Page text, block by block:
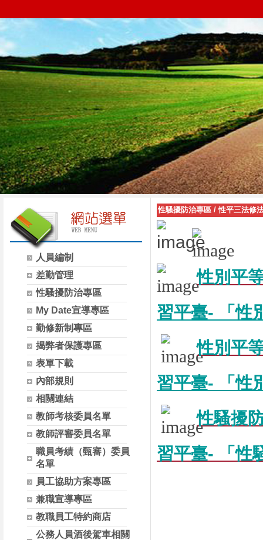
人員編制
差勤管理
性騷擾防治專區
My Date宣導專區
勤修新制專區
揭弊者保護專區
表單下載
內部規則
相關連結
教師考核委員名單
教師評審委員名單
職員考績（甄審）委員
名單
員工協助方案專區
兼職宣導專區
教職員工特約商店
公務人員酒後駕車相關
性騷擾防治專區 /性平三法修
性別平
習平臺- 「性
性別平
習平臺- 「性
性騷擾
習平臺- 「性